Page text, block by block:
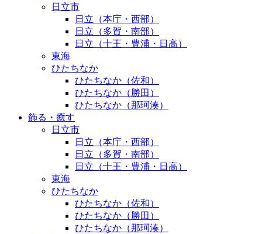
日立市
日立（本庁・西部）
日立（多賀・南部）
日立（十王・豊浦・日高）
東海
ひたちなか
ひたちなか（佐和）
ひたちなか（勝田）
ひたちなか（那珂湊）
飾る・癒す
日立市
日立（本庁・西部）
日立（多賀・南部）
日立（十王・豊浦・日高）
東海
ひたちなか
ひたちなか（佐和）
ひたちなか（勝田）
ひたちなか（那珂湊）